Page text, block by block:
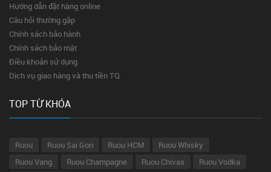
Hướng dẫn đặt hàng online
Câu hỏi thường gặp
Chính sách bảo hành
Chính sách bảo mật
Điều khoản sử dụng
Dịch vụ giao hàng và thu tiền TQ
TOP TỪ KHÓA
Ruou Ruou Sai Gon Ruou HCM
Ruou Whisky
Ruou Vang
Ruou Champagne Ruou Chivas
Ruou Vodka